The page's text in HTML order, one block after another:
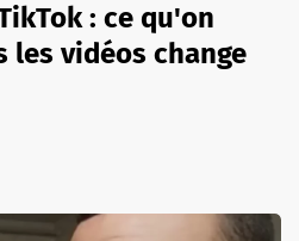
: ce qu'on
les vidéos change